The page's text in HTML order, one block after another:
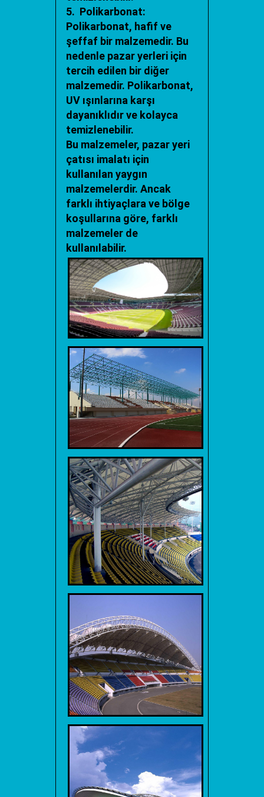
5. Polikarbonat:
Polikarbonat, hafif ve
şeffaf bir malzemedir. Bu
nedenle pazar yerleri için
tercih edilen bir diğer
malzemedir. Polikarbonat,
UV ışınlarına karşı
dayanıklıdır ve kolayca
temizlenebilir.
Bu malzemeler, pazar yeri
çatısı imalatı için
kullanılan yaygın
malzemelerdir. Ancak
farklı ihtiyaçlara ve bölge
koşullarına göre, farklı
malzemeler de
kullanılabilir.